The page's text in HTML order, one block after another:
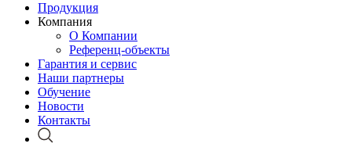
Продукция
Компания
О Компании
Референц-объекты
Гарантия и сервис
Наши партнеры
Обучение
Новости
Контакты